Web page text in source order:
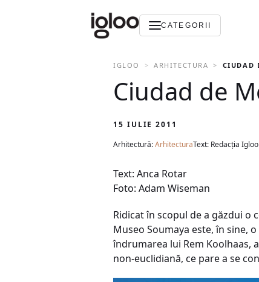
CATEGORII
IGLOO ARHITECTURA CIUDAD
Ciudad de
15 IULIE 2011
Arhitectură:ArhitecturaText: Redacția Igloo
Text: Anca Rotar
Foto: Adam Wiseman
Ridicat în scopul de a găzdui o
Museo Soumaya este, în sine,
îndrumarea lui Rem Koolhaas,
non-euclidiană, ce pare a se